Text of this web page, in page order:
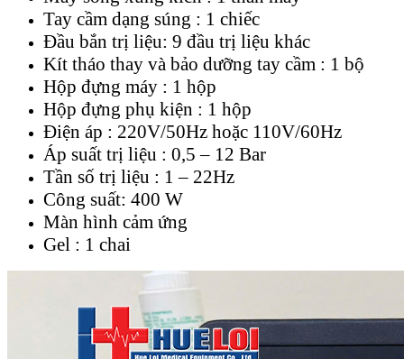
Tay cầm dạng súng : 1 chiếc
Đầu bắn trị liệu: 9 đầu trị liệu khác
Kít tháo thay và bảo dưỡng tay cầm : 1 bộ
Hộp đựng máy : 1 hộp
Hộp đựng phụ kiện : 1 hộp
Điện áp : 220V/50Hz hoặc 110V/60Hz
Áp suất trị liệu : 0,5 – 12 Bar
Tần số trị liệu : 1 – 22Hz
Công suất: 400 W
Màn hình cảm ứng
Gel : 1 chai